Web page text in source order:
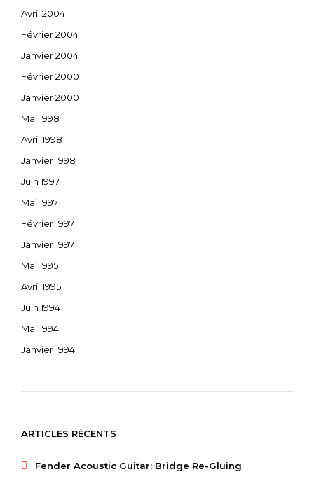
Avril 2004
Février 2004
Janvier 2004
Février 2000
Janvier 2000
Mai 1998
Avril 1998
Janvier 1998
Juin 1997
Mai 1997
Février 1997
Janvier 1997
Mai 1995
Avril 1995
Juin 1994
Mai 1994
Janvier 1994
ARTICLES RÉCENTS
Fender Acoustic Guitar: Bridge Re-Gluing